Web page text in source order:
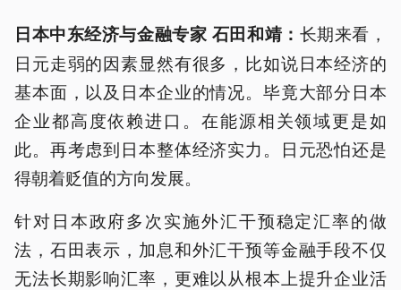
日本中东经济与金融专家 石田和靖： 长期来看，
日元走弱的因素显然有很多，比如说日本经济的
基本面，以及日本企业的情况。毕竟大部分日本
企业都高度依赖进口。在能源相关领域更是如
此。再考虑到日本整体经济实力。日元恐怕还是
得朝着贬值的方向发展。
针对日本政府多次实施外汇干预稳定汇率的做
法，石田表示，加息和外汇干预等金融手段不仅
无法长期影响汇率，更难以从根本上提升企业活